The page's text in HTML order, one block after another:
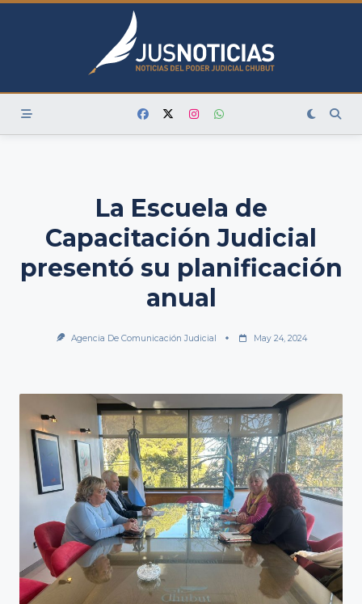
Skip
La Escuela de
Capacitación Judicial
presentó su planificación
anual
Agencia De Comunicación Judicial May 24, 2024